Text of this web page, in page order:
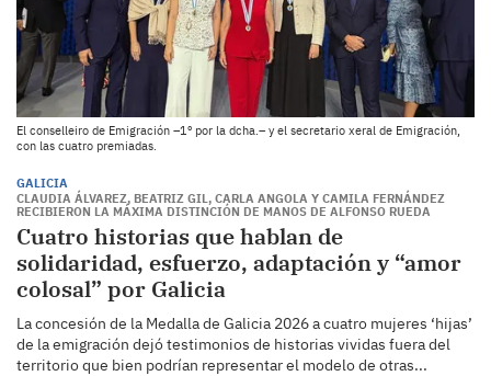
El conselleiro de Emigración –1º por la dcha.– y el secretario xeral de Emigración,
con las cuatro premiadas.
GALICIA
CLAUDIA ÁLVAREZ, BEATRIZ GIL, CARLA ANGOLA Y CAMILA FERNÁNDEZ
RECIBIERON LA MÁXIMA DISTINCIÓN DE MANOS DE ALFONSO RUEDA
Cuatro historias que hablan de
solidaridad, esfuerzo, adaptación y “amor
colosal” por Galicia
La concesión de la Medalla de Galicia 2026 a cuatro mujeres ‘hijas’
de la emigración dejó testimonios de historias vividas fuera del
territorio que bien podrían representar el modelo de otras...